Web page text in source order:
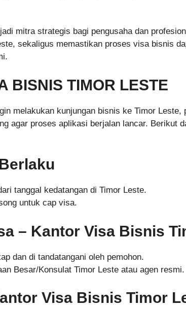
mitra strategis bagi pengusaha dan
sekaligus memastikan proses visa bisnis
BISNIS TIMOR LESTE
melakukan kunjungan bisnis ke Timor Leste,
agar proses aplikasi berjalan lancar. Berikut
tanggal kedatangan di Timor Leste.
untuk cap visa.
– Kantor Visa Bisnis
dan di tandatangani oleh pemohon.
Besar/Konsulat Timor Leste atau agen resmi.
Visa Bisnis Timor